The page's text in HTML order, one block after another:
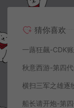
猜你喜欢